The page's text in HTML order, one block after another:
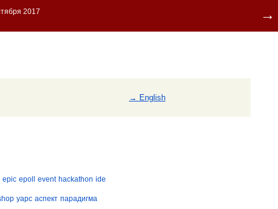
→ English
epic epoll event hackathon ide
yapc аспект парадигма